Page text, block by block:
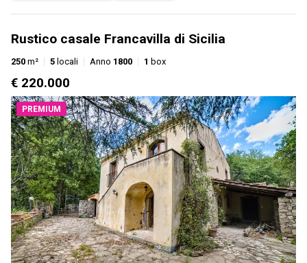
Rustico casale Francavilla di Sicilia
250 m² 5 locali Anno 1800 1 box
€ 220.000
PREMIUM